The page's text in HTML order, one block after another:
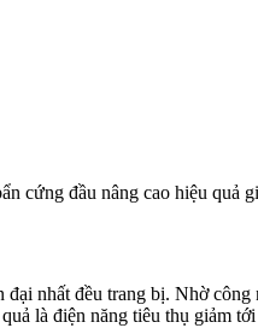
cứng đầu nâng cao hiệu quả
nhất đều trang bị. Nhờ
là điện năng tiêu thụ giảm